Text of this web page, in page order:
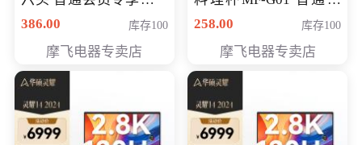
199元
386.00 库存100
摩飞电器专卖店
员专享价格118元
258.00 库存100
摩飞电器专卖店